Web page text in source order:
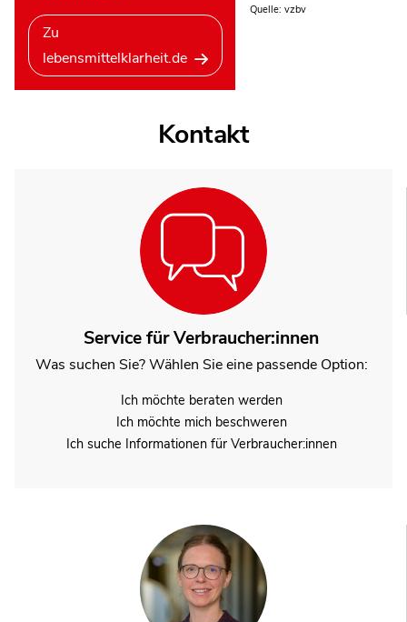
Zu
lebensmittelklarheit.de
Quelle: vzbv
Kontakt
Service für Verbraucher:innen
Was suchen Sie? Wählen Sie eine passende Option:
Ich möchte beraten werden
Ich möchte mich beschweren
Ich suche Informationen für Verbraucher:innen